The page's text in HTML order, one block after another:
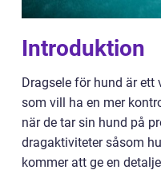
Introduktion
Dragsele för hund är
som vill ha en mer
när de tar sin hund på
dragaktiviteter såsom
kommer att ge en